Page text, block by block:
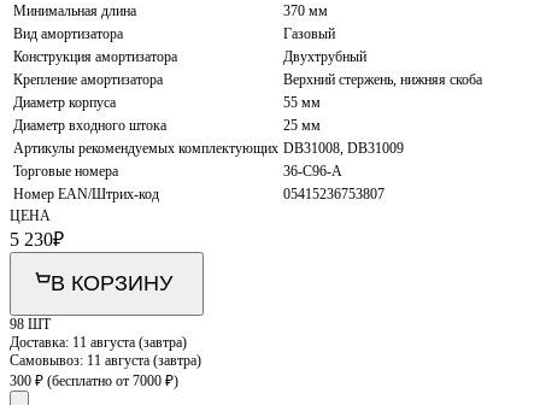
Минимальная длина
370 мм
Вид амортизатора
Газовый
Конструкция амортизатора
Двухтрубный
Крепление амортизатора
Верхний стержень, нижняя скоба
Диаметр корпуса
55 мм
Диаметр входного штока
25 мм
Артикулы рекомендуемых комплектующих DB31008, DB31009
Торговые номера
36-C96-A
Номер EAN/Штрих-код
05415236753807
ЦЕНА
5 230₽
В КОРЗИНУ
98 ШТ
Доставка: 11 августа (завтра)
Самовывоз: 11 августа (завтра)
300 ₽ (бесплатно от 7000 ₽)